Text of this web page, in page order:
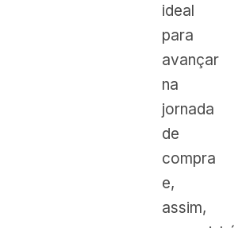
ideal
para
avançar
na
jornada
de
compra
e,
assim,